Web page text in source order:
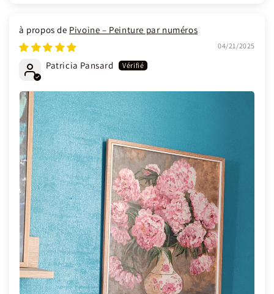
Pivoine – Peinture par numéros
04/21/2025
Patricia Pansard